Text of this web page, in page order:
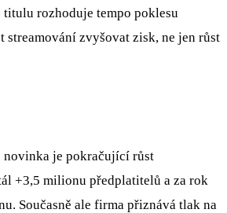
rozhoduje tempo poklesu
streamování zvyšovat zisk, ne jen růst
novinka je pokračující růst
+3,5 milionu předplatitelů a za rok
Současně ale firma přiznává tlak na